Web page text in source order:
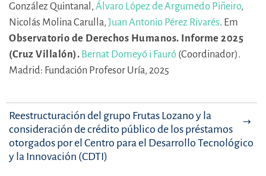
González Quintanal, Álvaro López de Argumedo Piñeiro,
Nicolás Molina Carulla, Juan Antonio Pérez Rivarés. Em
Observatorio de Derechos Humanos. Informe 2025
(Cruz Villalón). Bernat Domeyó i Fauró (Coordinador).
Madrid: Fundación Profesor Uría, 2025
Reestructuración del grupo Frutas Lozano y la
consideración de crédito público de los préstamos
otorgados por el Centro para el Desarrollo Tecnológico
y la Innovación (CDTI)